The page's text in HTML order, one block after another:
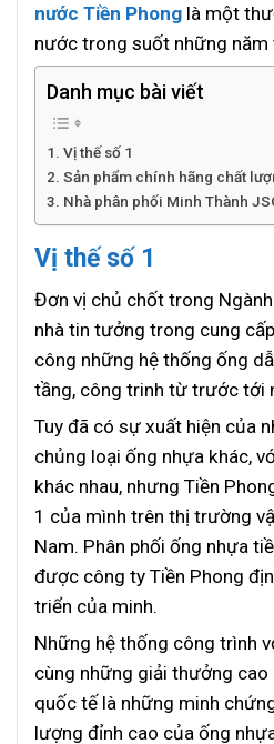
nước Tiền Phong là một
nước trong suốt những năm
Danh mục bài viết
Vị thế số 1
Sản phẩm chính hãng chất
Nhà phân phối Minh Thành
Vị thế số 1
Đơn vị chủ chốt trong
nhà tin tưởng trong cung
công những hệ thống ống
tầng, công trinh từ trước tới
Tuy đã có sự xuất hiện của
chủng loại ống nhựa khác,
khác nhau, nhưng Tiền
1 của mình trên thị trường
Nam. Phân phối ống nhựa
được công ty Tiền Phong
triển của minh.
Những hệ thống công trình
cùng những giải thưởng
quốc tế là những minh
lượng đỉnh cao của ống